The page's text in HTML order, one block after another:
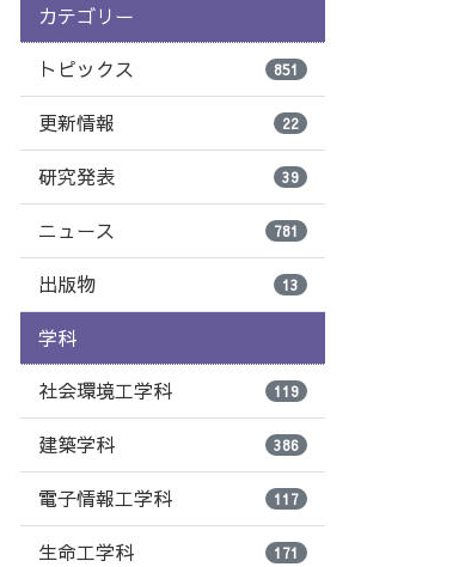
カテゴリー
トピックス 851
更新情報 22
研究発表 39
ニュース 781
出版物 13
学科
社会環境工学科 119
建築学科 386
電子情報工学科 117
生命工学科 171